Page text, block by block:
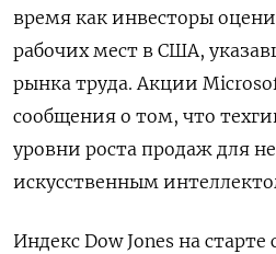
время как инвесторы
рабочих мест в США,
рынка труда. Акции
сообщения о том, что
уровни роста продаж для
искусственным
Индекс Dow Jones на старте